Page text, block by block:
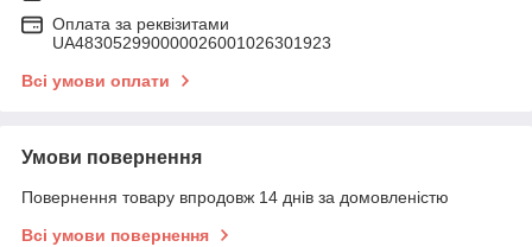
Оплата за реквізитами
UA483052990000026001026301923
Всі умови оплати
Умови повернення
Повернення товару впродовж 14 днів за домовленістю
Всі умови повернення